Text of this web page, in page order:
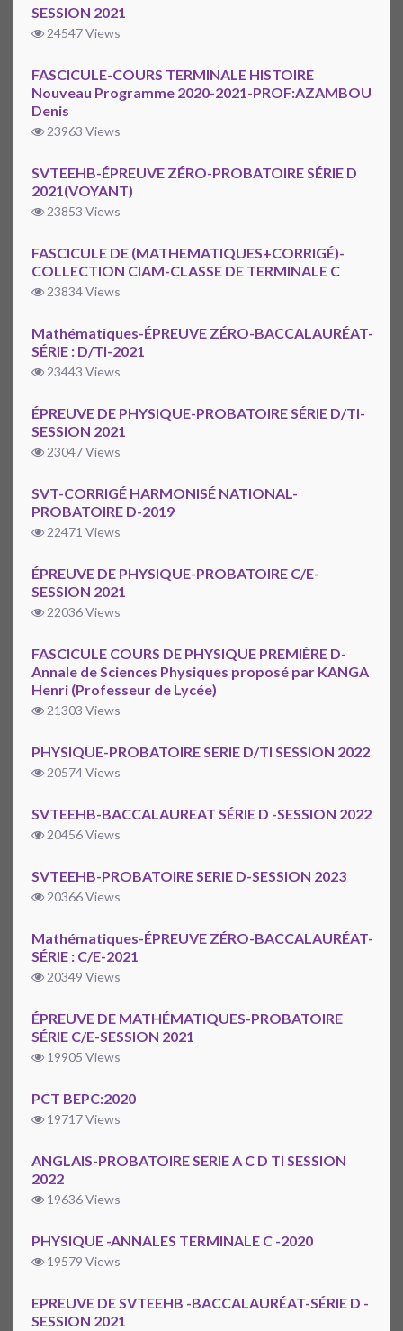
SESSION 2021
24547 Views
FASCICULE-COURS TERMINALE HISTOIRE
Nouveau Programme 2020-2021-PROF:AZAMBOU
Denis
23963 Views
SVTEEHB-ÉPREUVE ZÉRO-PROBATOIRE SÉRIE D
2021(VOYANT)
23853 Views
FASCICULE DE (MATHEMATIQUES+CORRIGÉ)-
COLLECTION CIAM-CLASSE DE TERMINALE C
23834 Views
Mathématiques-ÉPREUVE ZÉRO-BACCALAURÉAT-
SÉRIE : D/TI-2021
23443 Views
ÉPREUVE DE PHYSIQUE-PROBATOIRE SÉRIE D/TI-
SESSION 2021
23047 Views
SVT-CORRIGÉ HARMONISÉ NATIONAL-
PROBATOIRE D-2019
22471 Views
ÉPREUVE DE PHYSIQUE-PROBATOIRE C/E-
SESSION 2021
22036 Views
FASCICULE COURS DE PHYSIQUE PREMIÈRE D-
Annale de Sciences Physiques proposé par KANGA
Henri (Professeur de Lycée)
21303 Views
PHYSIQUE-PROBATOIRE SERIE D/TI SESSION 2022
20574 Views
SVTEEHB-BACCALAUREAT SÉRIE D -SESSION 2022
20456 Views
SVTEEHB-PROBATOIRE SERIE D-SESSION 2023
20366 Views
Mathématiques-ÉPREUVE ZÉRO-BACCALAURÉAT-
SÉRIE : C/E-2021
20349 Views
ÉPREUVE DE MATHÉMATIQUES-PROBATOIRE
SÉRIE C/E-SESSION 2021
19905 Views
PCT BEPC:2020
19717 Views
ANGLAIS-PROBATOIRE SERIE A C D TI SESSION
2022
19636 Views
PHYSIQUE -ANNALES TERMINALE C -2020
19579 Views
EPREUVE DE SVTEEHB -BACCALAURÉAT-SÉRIE D -
SESSION 2021